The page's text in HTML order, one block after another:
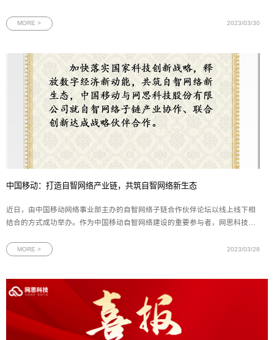
2022中国信创500强榜单节选这是网思科技继去年入围“2022中国信创产业独
MORE > 2023/03/30
中国移动：打造自智网络产业链，共筑自智网络新生态
近日，由中国移动网络事业部主办的自智网络子链合作伙伴论坛以线上线下相
结合的方式成功举办。作为中国移动自智网络建设的重要参与者，网思科技应
议》。图为中国移动与网思自智网络子链伙伴战略合作协议本次论坛以“打造自
MORE > 2023/03/28